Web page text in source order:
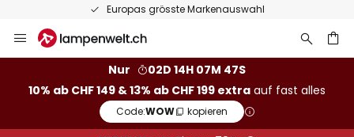
Europas grösste Markenauswahl
Inhalt
Nur
02D 14H 07M 46S
10% ab CHF 149 & 13% ab CHF 199 extra auf fast alles
Code:WOW kopieren